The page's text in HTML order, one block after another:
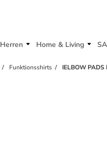
Herren Home & Living
Funktionsshirts IELBOW